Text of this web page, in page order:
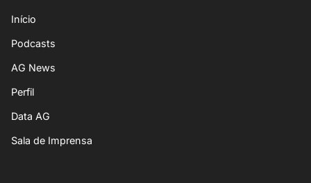
Início
Podcasts
AG News
Perfil
Data AG
Sala de Imprensa